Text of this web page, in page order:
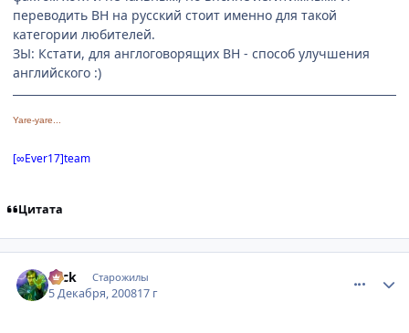
переводить ВН на русский стоит именно для такой
категории любителей.
ЗЫ: Кстати, для англоговорящих ВН - способ улучшения
английского :)
Yare-yare...
[∞Ever17]team
Цитата
Nick Старожилы
5 Декабря, 200817 г